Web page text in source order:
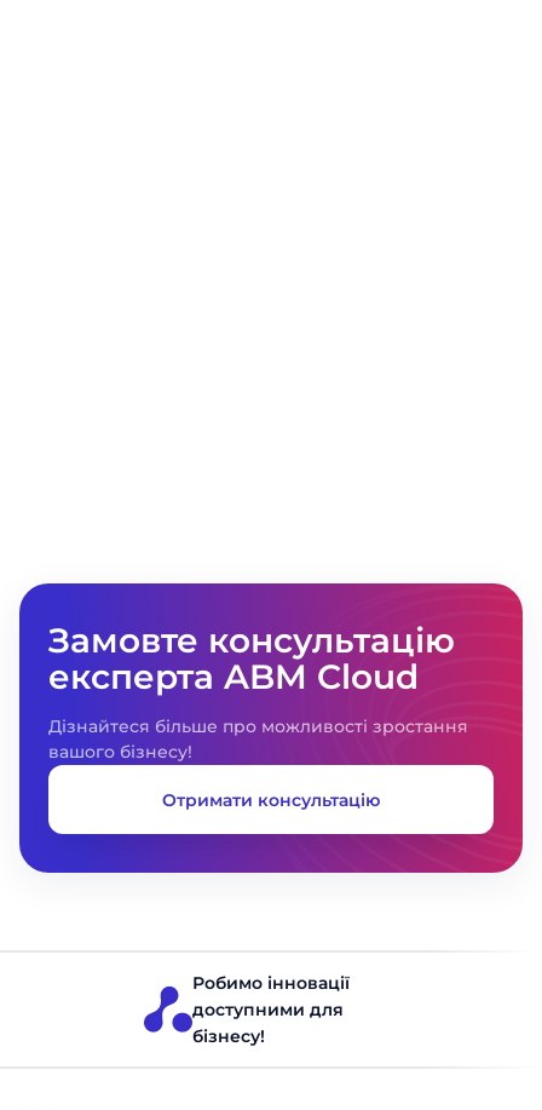
постійних бонусів за кожну покупку
Замовте консультацію
експерта ABM Cloud
Дізнайтеся більше про можливості зростання
вашого бізнесу!
Отримати консультацію
Робимо інновації
доступними для
бізнесу!